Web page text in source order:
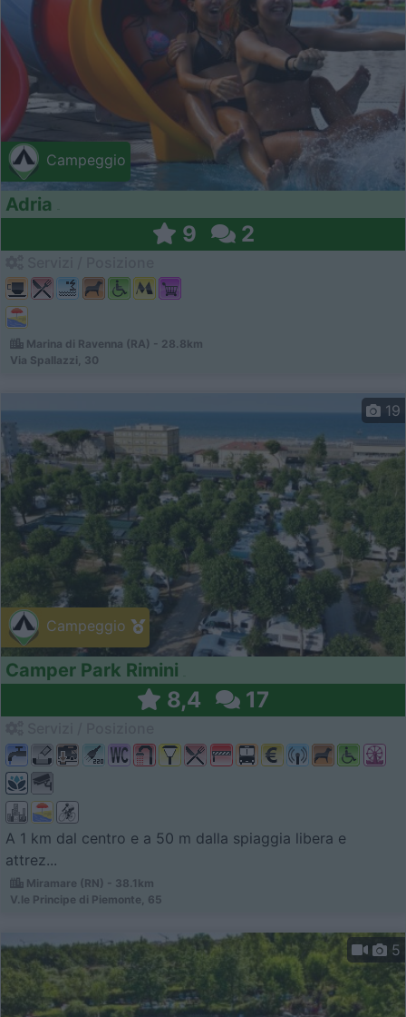
Campeggio
Adria
9 2
Marina di Ravenna (RA) - 28.8km
Via Spallazzi, 30
Campeggio
19
Camper Park Rimini
8,4 17
A 1 km dal centro e a 50 m dalla spiaggia libera e
attrez...
Miramare (RN) - 38.1km
V.le Principe di Piemonte, 65
5